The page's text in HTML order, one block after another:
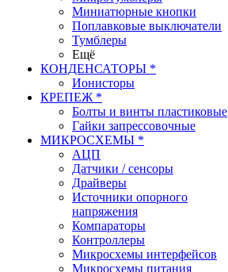
Миниатюрные кнопки
Поплавковые выключатели
Тумблеры
Ещё
КОНДЕНСАТОРЫ *
Ионисторы
КРЕПЕЖ *
Болты и винты пластиковые
Гайки запрессовочные
МИКРОСХЕМЫ *
АЦП
Датчики / сенсоры
Драйверы
Источники опорного
напряжения
Компараторы
Контроллеры
Микросхемы интерфейсов
Микросхемы питания